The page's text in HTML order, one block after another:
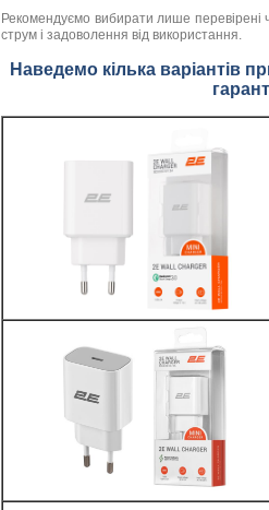
Рекомендуємо вибирати лише перевірені
струм і задоволення від використання.
Наведемо кілька варіантів